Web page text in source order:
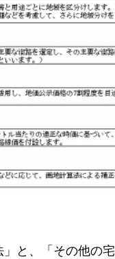
と、「その他の